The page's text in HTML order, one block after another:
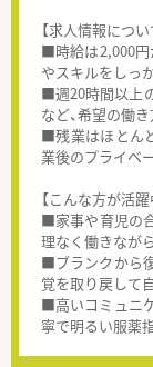
【求人情報につい
■時給は2,000円
やスキルをしっ
■週20時間以上
など、希望の働
■残業はほとん
業後のプライベ
【こんな方が活躍
■家事や育児の
理なく働きなが
■ブランクから
覚を取り戻して
■高いコミュニ
寧で明るい服薬